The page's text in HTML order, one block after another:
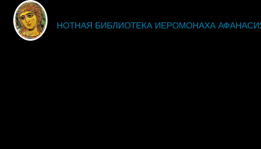
fdsgsdg
НОТНАЯ БИБЛИОТЕКА ИЕРОМОНАХА